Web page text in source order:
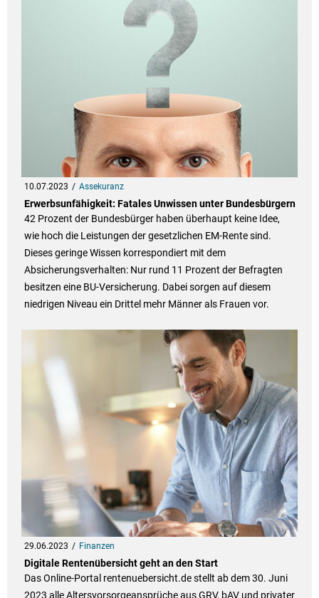
10.07.2023 Assekuranz
Erwerbsunfähigkeit: Fatales Unwissen unter Bundesbürgern
42 Prozent der Bundesbürger haben überhaupt keine Idee,
wie hoch die Leistungen der gesetzlichen EM-Rente sind.
Dieses geringe Wissen korrespondiert mit dem
Absicherungsverhalten: Nur rund 11 Prozent der Befragten
besitzen eine BU-Versicherung. Dabei sorgen auf diesem
niedrigen Niveau ein Drittel mehr Männer als Frauen vor.
29.06.2023 Finanzen
Digitale Rentenübersicht geht an den Start
Das Online-Portal rentenuebersicht.de stellt ab dem 30. Juni
2023 alle Altersvorsorgeansprüche aus GRV, bAV und privater